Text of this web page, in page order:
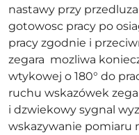
nastawy przy
gotowosc pracy po
pracy zgodnie i
zegara  mozliwa
wtykowej o 180° do
ruchu wskazówek
i dzwiekowy sygnal
wskazywanie pomiaru